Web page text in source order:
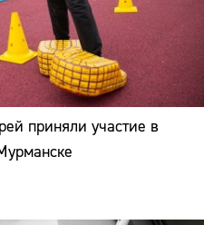
приняли участие в